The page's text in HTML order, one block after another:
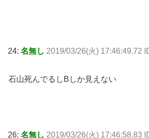
24: 名無し 2019/03/26(火) 17:46:49.72
石山死んでるしBしか見えない
26: 名無し 2019/03/26(火) 17:46:58.83